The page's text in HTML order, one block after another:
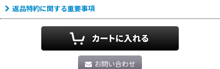
返品特約に関する重要事項
お問い合わせ